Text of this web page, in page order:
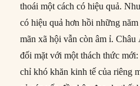
thoái một cách có hiệu quả.
có hiệu quả hơn hồi những
mãn xã hội vẫn còn âm ỉ.
đối mặt với một thách thức
chỉ khó khăn kinh tế của riêng